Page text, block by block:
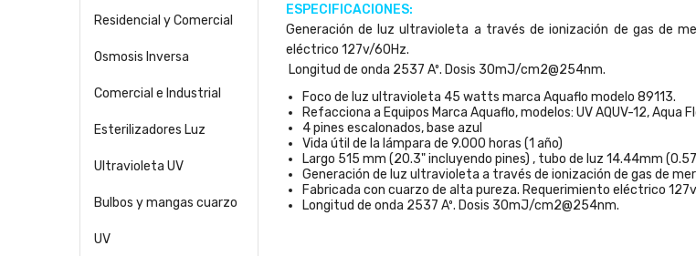
Residencial y Comercial
Osmosis Inversa
Comercial e Industrial
Esterilizadores Luz
Ultravioleta UV
Bulbos y mangas cuarzo
UV
ESPECIFICACIONES:
Generación de luz ultravioleta a través de ionización de gas de
eléctrico 127v/60Hz.
Longitud de onda 2537 Aº. Dosis 30mJ/cm2@254nm.
Foco de luz ultravioleta 45 watts marca Aquaflo modelo 89113.
Refacciona a Equipos Marca Aquaflo, modelos: UV AQUV-12, Aqua
4 pines escalonados, base azul
Vida útil de la lámpara de 9.000 horas (1 año)
Largo 515 mm (20.3" incluyendo pines) , tubo de luz 14.44mm
Generación de luz ultravioleta a través de ionización de gas de
Fabricada con cuarzo de alta pureza. Requerimiento eléctrico
Longitud de onda 2537 Aº. Dosis 30mJ/cm2@254nm.